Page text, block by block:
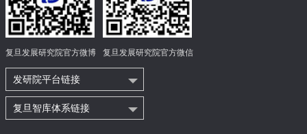
复旦发展研究院官方微博 复旦发展研究院官方微信
发研院平台链接
复旦智库体系链接